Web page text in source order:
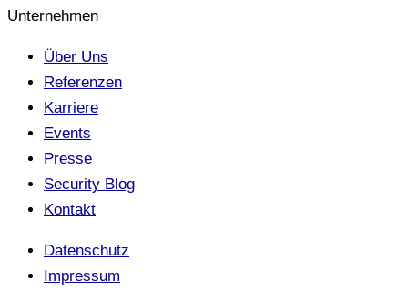
Unternehmen
Über Uns
Referenzen
Karriere
Events
Presse
Security Blog
Kontakt
Datenschutz
Impressum